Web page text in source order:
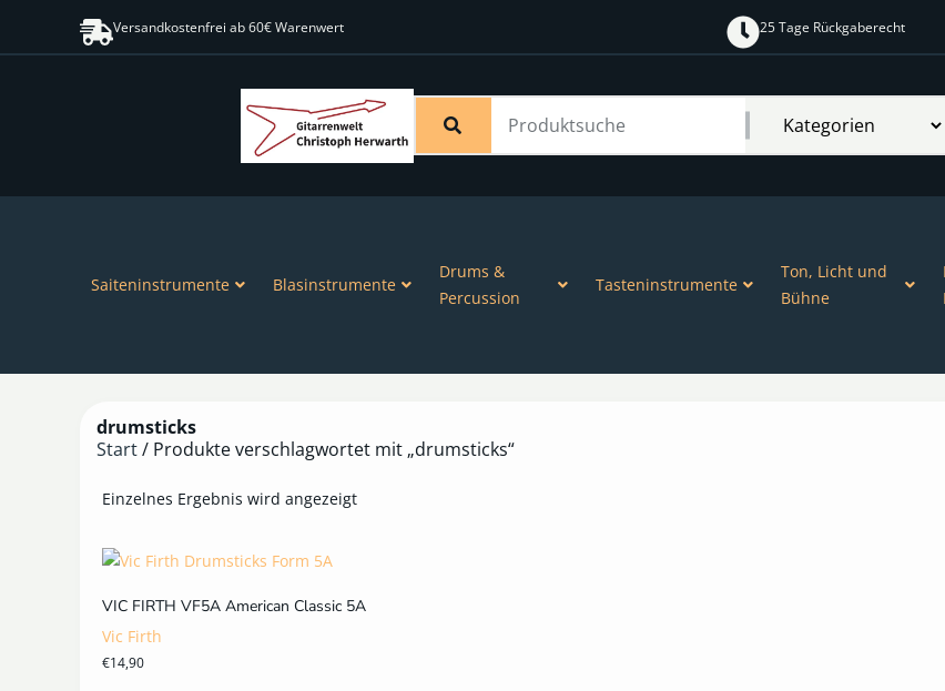
Versandkostenfrei ab 60€ Warenwert 25 Tage Rückgaberecht
Saiteninstrumente Blasinstrumente
Drums &
Percussion
Tasteninstrumente
Ton, Licht und
Bühne
drumsticks
Start/ Produkte verschlagwortet mit „drumsticks“
Einzelnes Ergebnis wird angezeigt
VIC FIRTH VF5A American Classic 5A
Vic Firth
€14,90